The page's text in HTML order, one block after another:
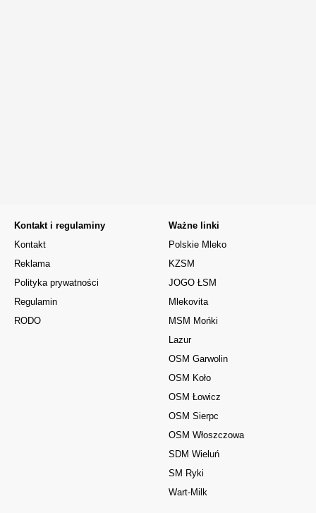
Kontakt i regulaminy
Kontakt
Reklama
Polityka prywatności
Regulamin
RODO
Ważne linki
Polskie Mleko
KZSM
JOGO ŁSM
Mlekovita
MSM Mońki
Lazur
OSM Garwolin
OSM Koło
OSM Łowicz
OSM Sierpc
OSM Włoszczowa
SDM Wieluń
SM Ryki
Wart-Milk